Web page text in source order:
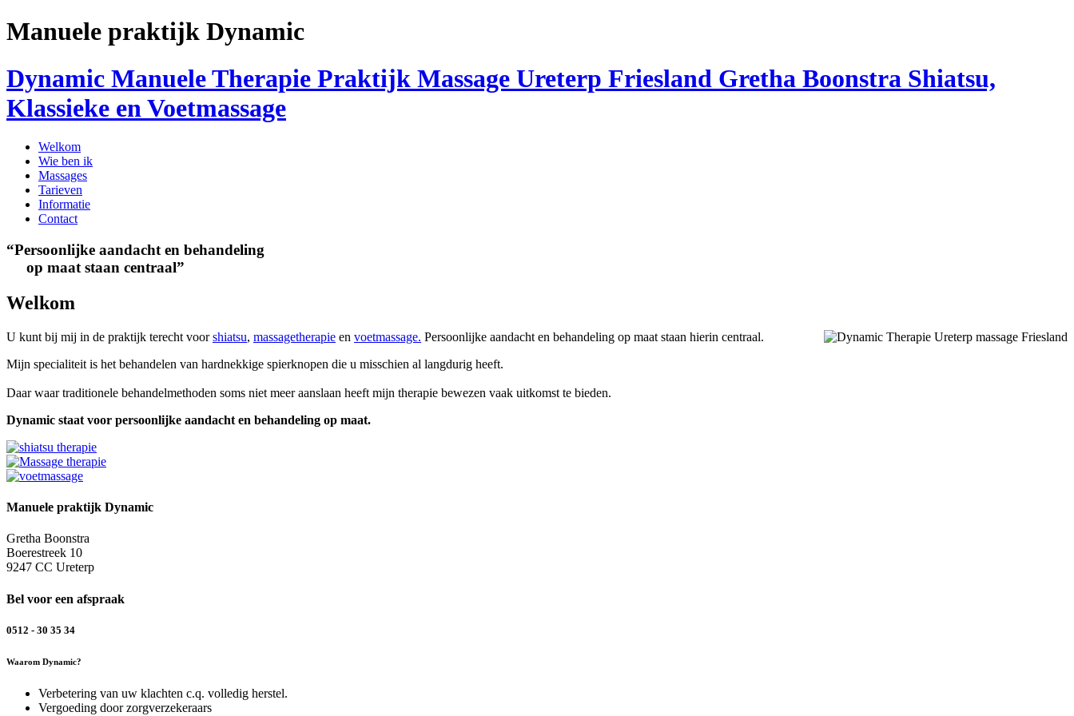
Manuele praktijk Dynamic
Dynamic Manuele Therapie Praktijk Massage Ureterp Friesland Gretha Boonstra Shiatsu,
Klassieke en Voetmassage
Welkom
Wie ben ik
Massages
Tarieven
Informatie
Contact
“Persoonlijke aandacht en behandeling
op maat staan centraal”
Welkom
U kunt bij mij in de praktijk terecht voorshiatsu, massagetherapie en voetmassage. Persoonlijke aandacht en behandeling op maat staan hierin centraal.
Mijn specialiteit is het behandelen van hardnekkige spierknopen die u misschien al langdurig heeft.
Daar waar traditionele behandelmethoden soms niet meer aanslaan heeft mijn therapie bewezen vaak uitkomst te bieden.
Dynamic staat voor persoonlijke aandacht en behandeling op maat.
Manuele praktijk Dynamic
Gretha Boonstra
Boerestreek 10
9247 CC Ureterp
Bel voor een afspraak
0512 - 30 35 34
Waarom Dynamic?
Verbetering van uw klachten c.q. volledig herstel.
Vergoeding door zorgverzekeraars